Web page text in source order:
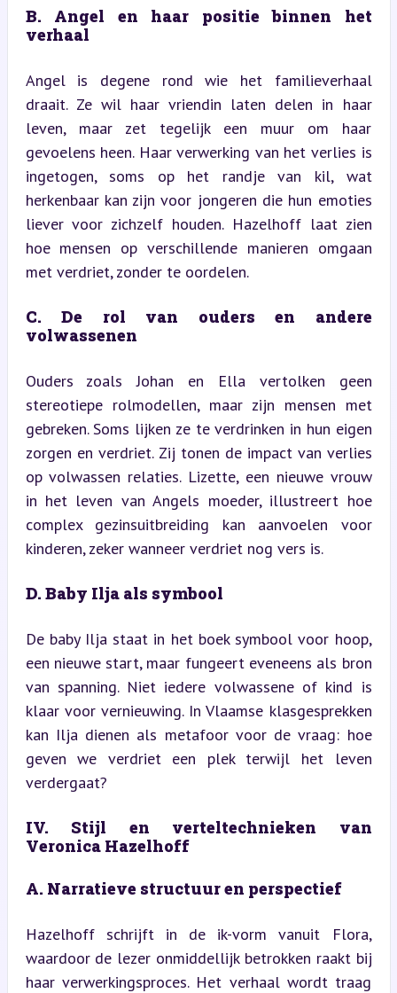
B. Angel en haar positie binnen het
verhaal
Angel is degene rond wie het familieverhaal
draait. Ze wil haar vriendin laten delen in haar
leven, maar zet tegelijk een muur om haar
gevoelens heen. Haar verwerking van het verlies is
ingetogen, soms op het randje van kil, wat
herkenbaar kan zijn voor jongeren die hun emoties
liever voor zichzelf houden. Hazelhoff laat zien
hoe mensen op verschillende manieren omgaan
met verdriet, zonder te oordelen.
C. De rol van ouders en andere
volwassenen
Ouders zoals Johan en Ella vertolken geen
stereotiepe rolmodellen, maar zijn mensen met
gebreken. Soms lijken ze te verdrinken in hun eigen
zorgen en verdriet. Zij tonen de impact van verlies
op volwassen relaties. Lizette, een nieuwe vrouw
in het leven van Angels moeder, illustreert hoe
complex gezinsuitbreiding kan aanvoelen voor
kinderen, zeker wanneer verdriet nog vers is.
D. Baby Ilja als symbool
De baby Ilja staat in het boek symbool voor hoop,
een nieuwe start, maar fungeert eveneens als bron
van spanning. Niet iedere volwassene of kind is
klaar voor vernieuwing. In Vlaamse klasgesprekken
kan Ilja dienen als metafoor voor de vraag: hoe
geven we verdriet een plek terwijl het leven
verdergaat?
IV. Stijl en verteltechnieken van
Veronica Hazelhoff
A. Narratieve structuur en perspectief
Hazelhoff schrijft in de ik-vorm vanuit Flora,
waardoor de lezer onmiddellijk betrokken raakt bij
haar verwerkingsproces. Het verhaal wordt traag